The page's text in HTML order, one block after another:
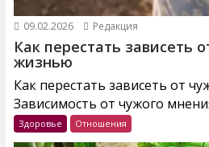
09.02.2026 Редакция
Как перестать зависеть
жизнью
Как перестать зависеть от
Зависимость от чужого
Здоровье Отношения